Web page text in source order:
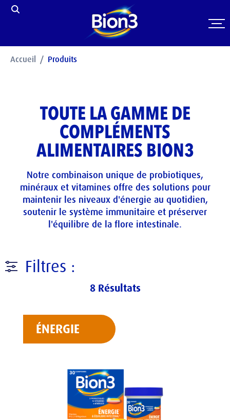
Accueil Produits
TOUTE LA GAMME DE
COMPLÉMENTS
ALIMENTAIRES BION3
Notre combinaison unique de probiotiques,
minéraux et vitamines offre des solutions pour
maintenir les niveaux d'énergie au quotidien,
soutenir le système immunitaire et préserver
l'équilibre de la flore intestinale.
Filtres :
8 Résultats
ÉNERGIE